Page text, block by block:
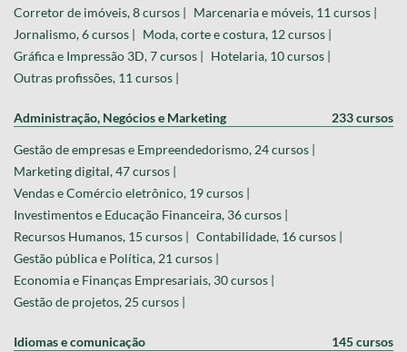
Corretor de imóveis, 8 cursos | Marcenaria e móveis, 11 cursos |
Jornalismo, 6 cursos | Moda, corte e costura, 12 cursos |
Gráfica e Impressão 3D, 7 cursos | Hotelaria, 10 cursos |
Outras profissões, 11 cursos |
Administração, Negócios e Marketing 233 cursos
Gestão de empresas e Empreendedorismo, 24 cursos |
Marketing digital, 47 cursos |
Vendas e Comércio eletrônico, 19 cursos |
Investimentos e Educação Financeira, 36 cursos |
Recursos Humanos, 15 cursos | Contabilidade, 16 cursos |
Gestão pública e Política, 21 cursos |
Economia e Finanças Empresariais, 30 cursos |
Gestão de projetos, 25 cursos |
Idiomas e comunicação 145 cursos